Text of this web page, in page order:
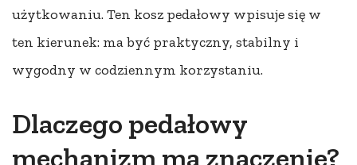
użytkowaniu. Ten kosz pedałowy wpisuje się w
ten kierunek: ma być praktyczny, stabilny i
wygodny w codziennym korzystaniu.
Dlaczego pedałowy
mechanizm ma znaczenie?